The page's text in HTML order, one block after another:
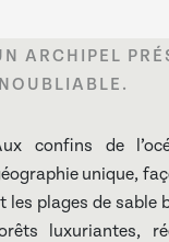
ARCHIPEL
confins de
unique,
les plages de sable
luxuriantes,